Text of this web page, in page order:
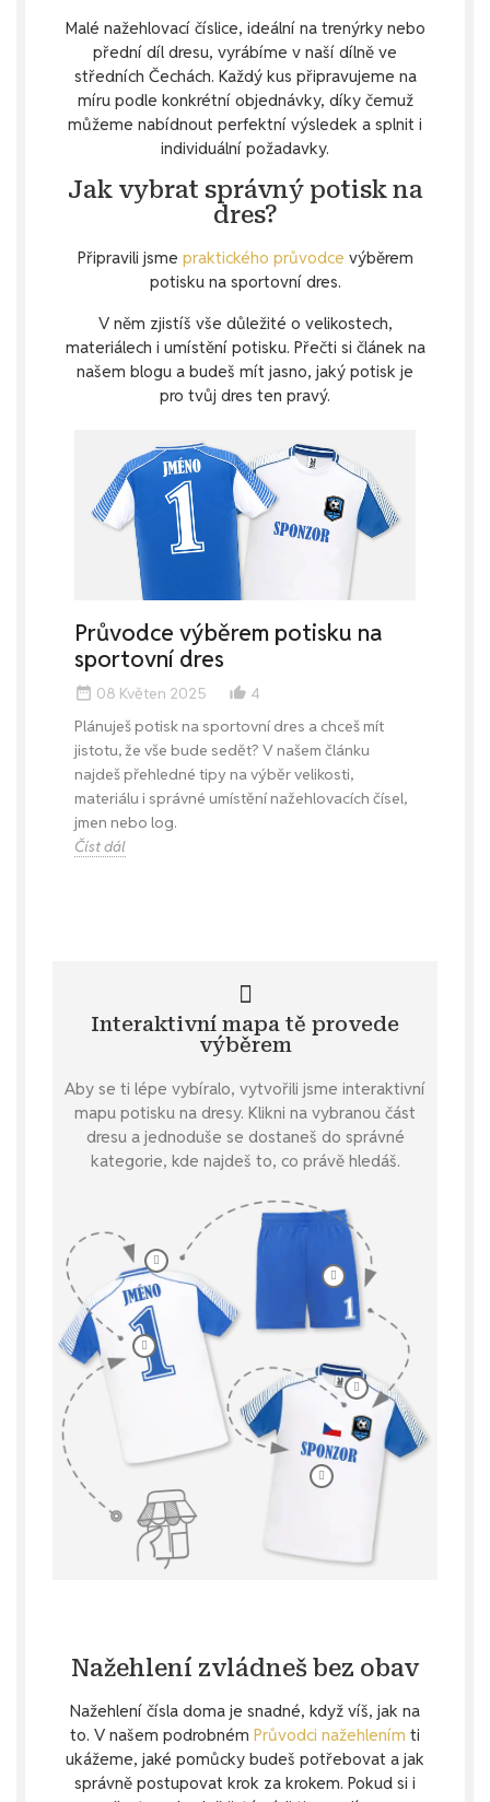
Průvodce výběrem potisku na
sportovní dres
date_range 08 Květen 2025 thumb_up_alt 4
Plánuješ potisk na sportovní dres a chceš mít
jistotu, že vše bude sedět? V našem článku
najdeš přehledné tipy na výběr velikosti,
materiálu i správné umístění nažehlovacích čísel,
jmen nebo log.
Číst dál
Malé nažehlovací číslice, ideální na trenýrky nebo
přední díl dresu, vyrábíme v naší dílně ve
středních Čechách. Každý kus připravujeme na
míru podle konkrétní objednávky, díky čemuž
můžeme nabídnout perfektní výsledek a splnit i
individuální požadavky.
Jak vybrat správný potisk na
dres?
Připravili jsme praktického průvodce výběrem
potisku na sportovní dres.
V něm zjistíš vše důležité o velikostech,
materiálech i umístění potisku. Přečti si článek na
našem blogu a budeš mít jasno, jaký potisk je
pro tvůj dres ten pravý.
Interaktivní mapa tě provede
výběrem
Aby se ti lépe vybíralo, vytvořili jsme interaktivní
mapu potisku na dresy. Klikni na vybranou část
dresu a jednoduše se dostaneš do správné
kategorie, kde najdeš to, co právě hledáš.
Nažehlení zvládneš bez obav
Nažehlení čísla doma je snadné, když víš, jak na
to. V našem podrobném Průvodci nažehlením ti
ukážeme, jaké pomůcky budeš potřebovat a jak
správně postupovat krok za krokem. Pokud si i